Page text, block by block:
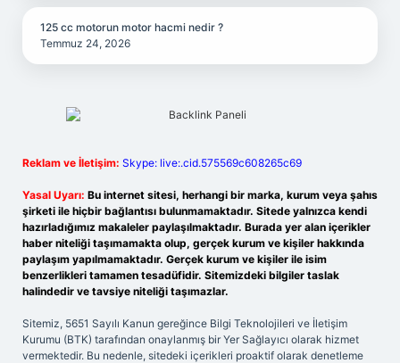
125 cc motorun motor hacmi nedir ?
Temmuz 24, 2026
Reklam ve İletişim: Skype: live:.cid.575569c608265c69
Yasal Uyarı: Bu internet sitesi, herhangi bir marka, kurum veya şahıs
şirketi ile hiçbir bağlantısı bulunmamaktadır. Sitede yalnızca kendi
hazırladığımız makaleler paylaşılmaktadır. Burada yer alan içerikler
haber niteliği taşımamakta olup, gerçek kurum ve kişiler hakkında
paylaşım yapılmamaktadır. Gerçek kurum ve kişiler ile isim
benzerlikleri tamamen tesadüfidir. Sitemizdeki bilgiler taslak
halindedir ve tavsiye niteliği taşımazlar.
Sitemiz, 5651 Sayılı Kanun gereğince Bilgi Teknolojileri ve İletişim
Kurumu (BTK) tarafından onaylanmış bir Yer Sağlayıcı olarak hizmet
vermektedir. Bu nedenle, sitedeki içerikleri proaktif olarak denetleme